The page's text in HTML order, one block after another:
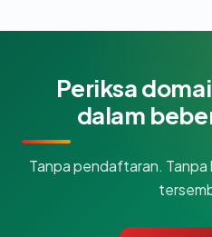
Periksa
dalam
Tanpa pendaftaran.